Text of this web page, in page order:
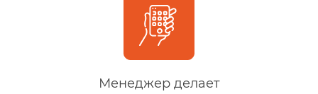
Менеджер делает